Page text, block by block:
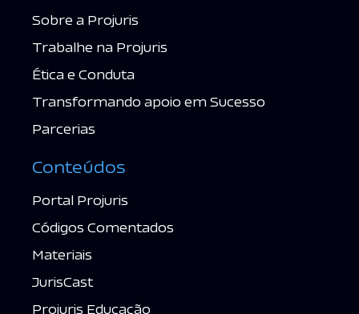
Sobre a Projuris
Trabalhe na Projuris
Ética e Conduta
Transformando apoio em Sucesso
Parcerias
Conteúdos
Portal Projuris
Códigos Comentados
Materiais
JurisCast
Projuris Educação